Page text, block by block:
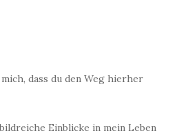
dass du den Weg hierher
Einblicke in mein Leben